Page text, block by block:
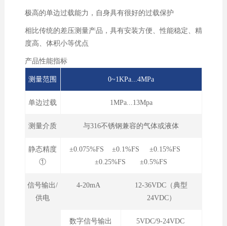
极高的单边过载能力，自身具有很好的过载保护
相比传统的差压测量产品，具有安装方便、性能稳定、精
度高、体积小等优点
产品性能指标
测量范围 0~1KPa...4MPa
单边过载 1MPa...13Mpa
测量介质 与316不锈钢兼容的气体或液体
静态精度
①
±0.075%FS ±0.1%FS ±0.15%FS
±0.25%FS ±0.5%FS
信号输出/
供电
4-20mA
12-36VDC（典型
24VDC）
数字信号输出
5VDC/9-24VDC